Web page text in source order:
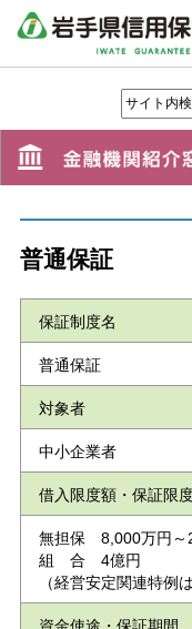
普通保証
保証制度名
普通保証
対象者
中小企業者
借入限度額・保証限
無担保 8,000万円～
組 合 4億円
（経営安定関連特例